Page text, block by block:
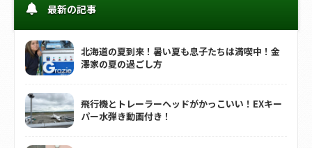
最新の記事
北海道の夏到来！暑い夏も息子たちは満喫中！金
澤家の夏の過ごし方
飛行機とトレーラーヘッドがかっこいい！EXキー
パー水弾き動画付き！